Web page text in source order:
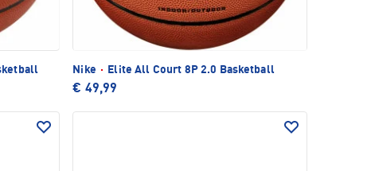
Nike · Elite All Court 8P 2.0 Basketball
€ 49,99